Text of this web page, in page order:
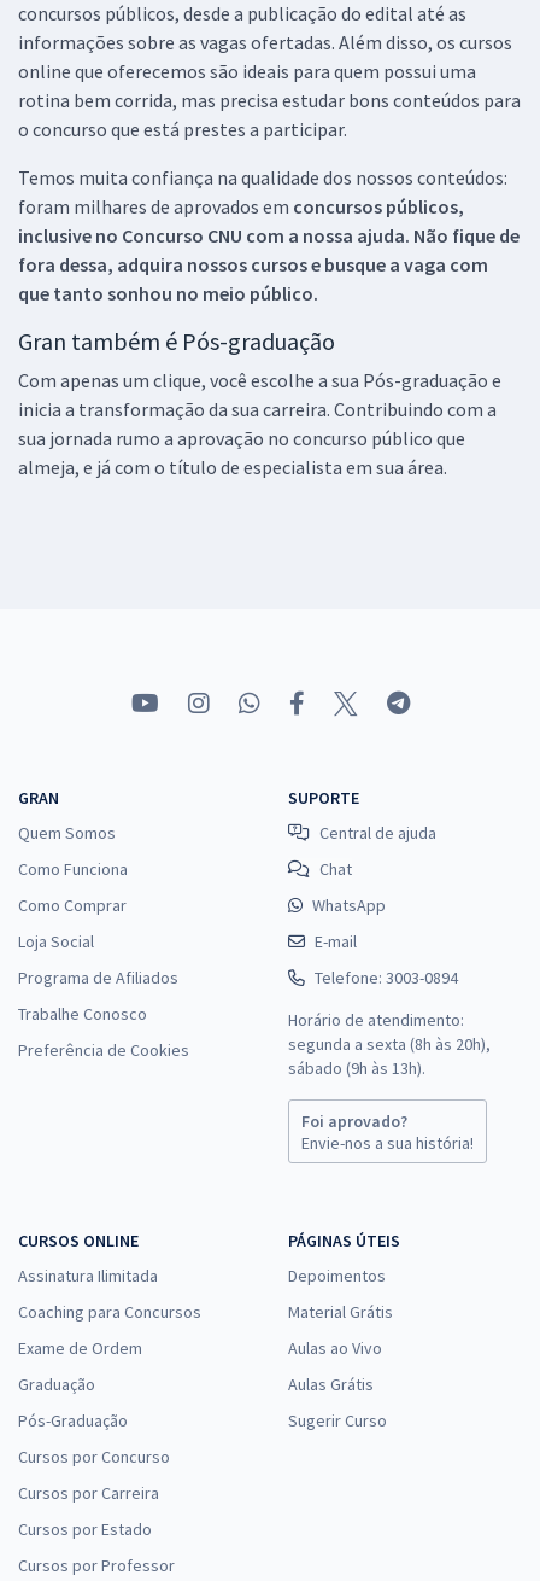
concursos públicos, desde a publicação do edital até as
informações sobre as vagas ofertadas. Além disso, os cursos
online que oferecemos são ideais para quem possui uma
rotina bem corrida, mas precisa estudar bons conteúdos para
o concurso que está prestes a participar.
Temos muita confiança na qualidade dos nossos conteúdos:
foram milhares de aprovados em concursos públicos,
inclusive no Concurso CNU com a nossa ajuda. Não fique de
fora dessa, adquira nossos cursos e busque a vaga com
que tanto sonhou no meio público.
Gran também é Pós-graduação
Com apenas um clique, você escolhe a sua Pós-graduação e
inicia a transformação da sua carreira. Contribuindo com a
sua jornada rumo a aprovação no concurso público que
almeja, e já com o título de especialista em sua área.
GRAN
Quem Somos
Como Funciona
Como Comprar
Loja Social
Programa de Afiliados
Trabalhe Conosco
Preferência de Cookies
SUPORTE
Central de ajuda
Chat
WhatsApp
E-mail
Telefone: 3003-0894
Horário de atendimento:
segunda a sexta (8h às 20h),
sábado (9h às 13h).
Foi aprovado?
Envie-nos a sua história!
CURSOS ONLINE
Assinatura Ilimitada
Coaching para Concursos
Exame de Ordem
Graduação
Pós-Graduação
Cursos por Concurso
Cursos por Carreira
Cursos por Estado
Cursos por Professor
PÁGINAS ÚTEIS
Depoimentos
Material Grátis
Aulas ao Vivo
Aulas Grátis
Sugerir Curso